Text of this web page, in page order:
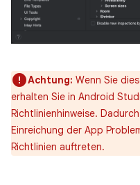
Achtung: Wenn Sie
erhalten Sie in Android
Richtlinienhinweise.
Einreichung der App
Richtlinien auftreten.